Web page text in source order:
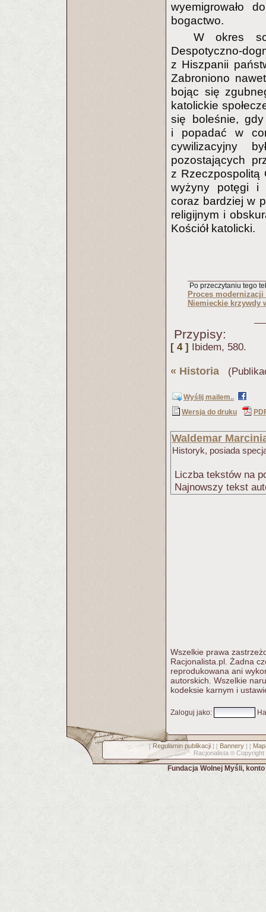
wyemigrowało
bogactwo.
W okres
Despotyczno-
z Hiszpanii
Zabroniono
bojąc się
katolickie
się boleśnie,
i popadać w
cywilizacyjny
pozostających
z Rzeczpospolitą
wyżyny potęgi i
coraz bardziej w
religijnym i
Kościół katolicki.
Po przeczytaniu tego
Proces
Niemieckie krzywdy
Przypisy:
[ 4 ] Ibidem, 580.
« Historia
Wyślij mailem..
Wersja do druku
Waldemar
Historyk, posiada
Liczba tekstów na
Najnowszy tekst
Wszelkie prawa
Racjonalista.pl. Żadna
reprodukowana ani
autorskich. Wszelkie
kodeksie karnym i
Zaloguj jako:
[ Regulamin publikacji] [ Bannery] [
Racjonalista © Copyright
Fundacja Wolnej Myśli,